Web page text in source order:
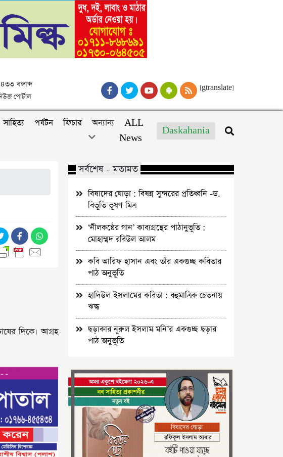
বঙ্গাব্দ
পোর্টাল
[gtranslate]
সাহিত্য পর্যটন ফিচার অন্যান্য
ALL
News
Daskahania
দিকে। আগ্রহ
সর্বশেষ - মতামত
বিষাদের ঘোড়া : বিষন্ন সুন্দরের প্রতিধ্বনি -ড.
বিভূতি ভূষণ মিত্র
‘নীলকন্ঠের গান’ কাব্যগ্রন্থের পাঠানুভূতি :
মোহাম্মদ রবিউল আলম
কবি আরিফ হাসান এবং তাঁর একগুচ্ছ কবিতার
পাঠ অনুভূতি
হাদিউল ইসলামের কবিতা : বহুমাত্রিক চেতনায়
ঋদ্ধ
ছড়াকার নূরুল ইসলাম মনি’র একগুচ্ছ ছড়ার
পাঠ অনুভূতি